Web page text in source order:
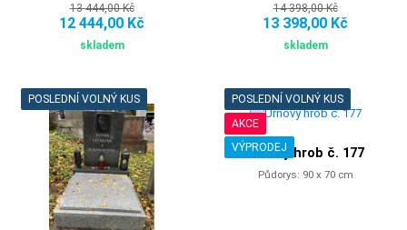
13 444,00 Kč
12 444,00 Kč
skladem
14 398,00 Kč
13 398,00 Kč
skladem
POSLEDNÍ VOLNÝ KUS
POSLEDNÍ VOLNÝ KUS
AKCE
VÝPRODEJ
Urnový hrob č. 177
Půdorys: 90 x 70 cm